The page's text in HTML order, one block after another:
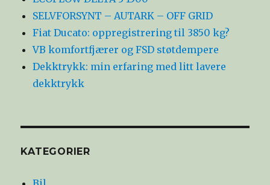
SELVFORSYNT – AUTARK – OFF GRID
Fiat Ducato: oppregistrering til 3850 kg?
VB komfortfjærer og FSD støtdempere
Dekktrykk: min erfaring med litt lavere
dekktrykk
KATEGORIER